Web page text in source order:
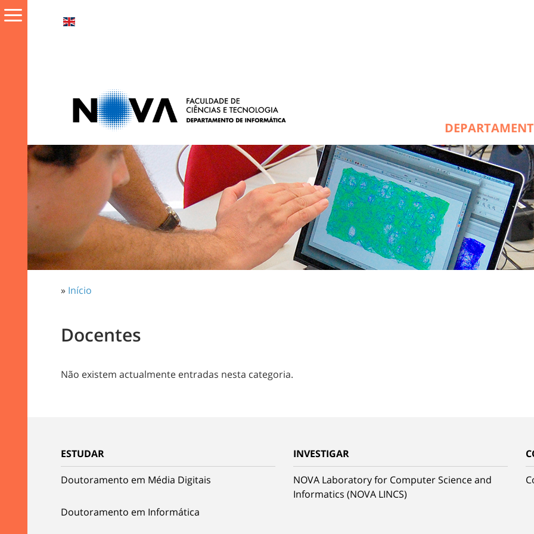
» Início
Docentes
Não existem actualmente entradas nesta categoria.
ESTUDAR
Doutoramento em Média Digitais
Doutoramento em Informática
INVESTIGAR
NOVA Laboratory for Computer Science and
Informatics (NOVA LINCS)